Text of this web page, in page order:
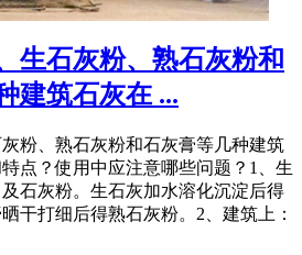
生石灰粉、熟石灰粉和
建筑石灰在 ...
粉、熟石灰粉和石灰膏等几种建筑
点？使用中应注意哪些问题？1、生
石灰粉。生石灰加水溶化沉淀后得
干打细后得熟石灰粉。2、建筑上：